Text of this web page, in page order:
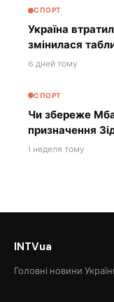
СПОРТ
Україна
змінилася
6 дней тому
СПОРТ
Чи збереже
призначення
1 неделя тому
INTVua
Головні новини